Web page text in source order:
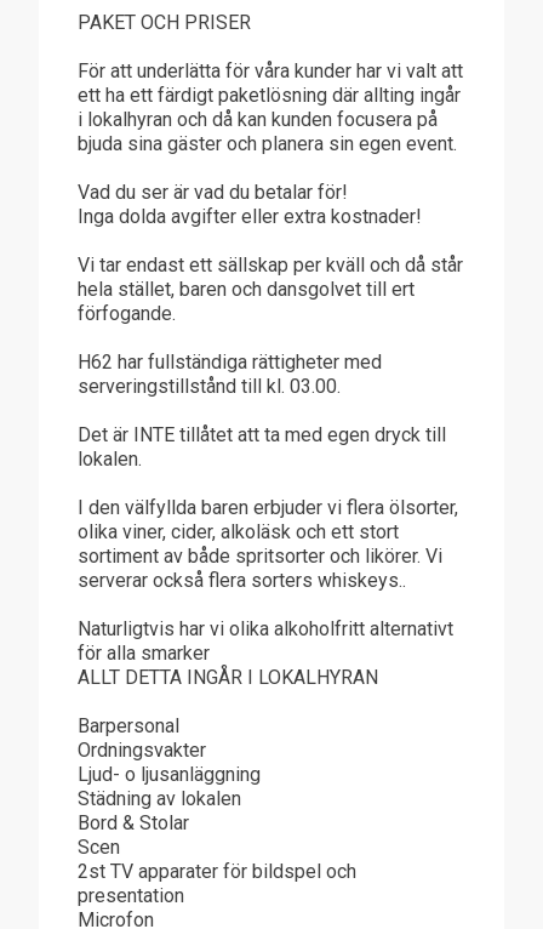
PAKET OCH PRISER
För att underlätta för våra kunder har vi valt att
ett ha ett färdigt paketlösning där allting ingår
i lokalhyran och då kan kunden focusera på
bjuda sina gäster och planera sin egen event.
Vad du ser är vad du betalar för!
Inga dolda avgifter eller extra kostnader!
Vi tar endast ett sällskap per kväll och då står
hela stället, baren och dansgolvet till ert
förfogande.
H62 har fullständiga rättigheter med
serveringstillstånd till kl. 03.00.
Det är INTE tillåtet att ta med egen dryck till
lokalen.
I den välfyllda baren erbjuder vi flera ölsorter,
olika viner, cider, alkoläsk och ett stort
sortiment av både spritsorter och likörer. Vi
serverar också flera sorters whiskeys..
Naturligtvis har vi olika alkoholfritt alternativt
för alla smarker
ALLT DETTA INGÅR I LOKALHYRAN
Barpersonal
Ordningsvakter
Ljud- o ljusanläggning
Städning av lokalen
Bord & Stolar
Scen
2st TV apparater för bildspel och
presentation
Microfon